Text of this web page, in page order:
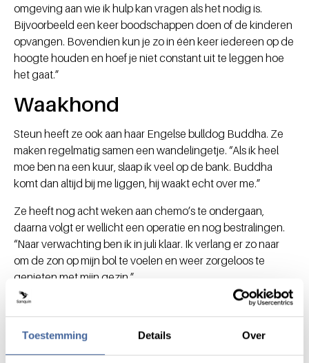
Toestemming Details Over
omgeving aan wie ik hulp kan vragen als het nodig is.
Bijvoorbeeld een keer boodschappen doen of de kinderen
opvangen. Bovendien kun je zo in één keer iedereen op de
hoogte houden en hoef je niet constant uit te leggen hoe
het gaat.”
Waakhond
Steun heeft ze ook aan haar Engelse bulldog Buddha. Ze
maken regelmatig samen een wandelingetje. “Als ik heel
moe ben na een kuur, slaap ik veel op de bank. Buddha
komt dan altijd bij me liggen, hij waakt echt over me.”
Ze heeft nog acht weken aan chemo’s te ondergaan,
daarna volgt er wellicht een operatie en nog bestralingen.
“Naar verwachting ben ik in juli klaar. Ik verlang er zo naar
om de zon op mijn bol te voelen en weer zorgeloos te
genieten met mijn gezin.”
Dit interview kwam tot stand in samenwerking
metwereldkankerdag.nl